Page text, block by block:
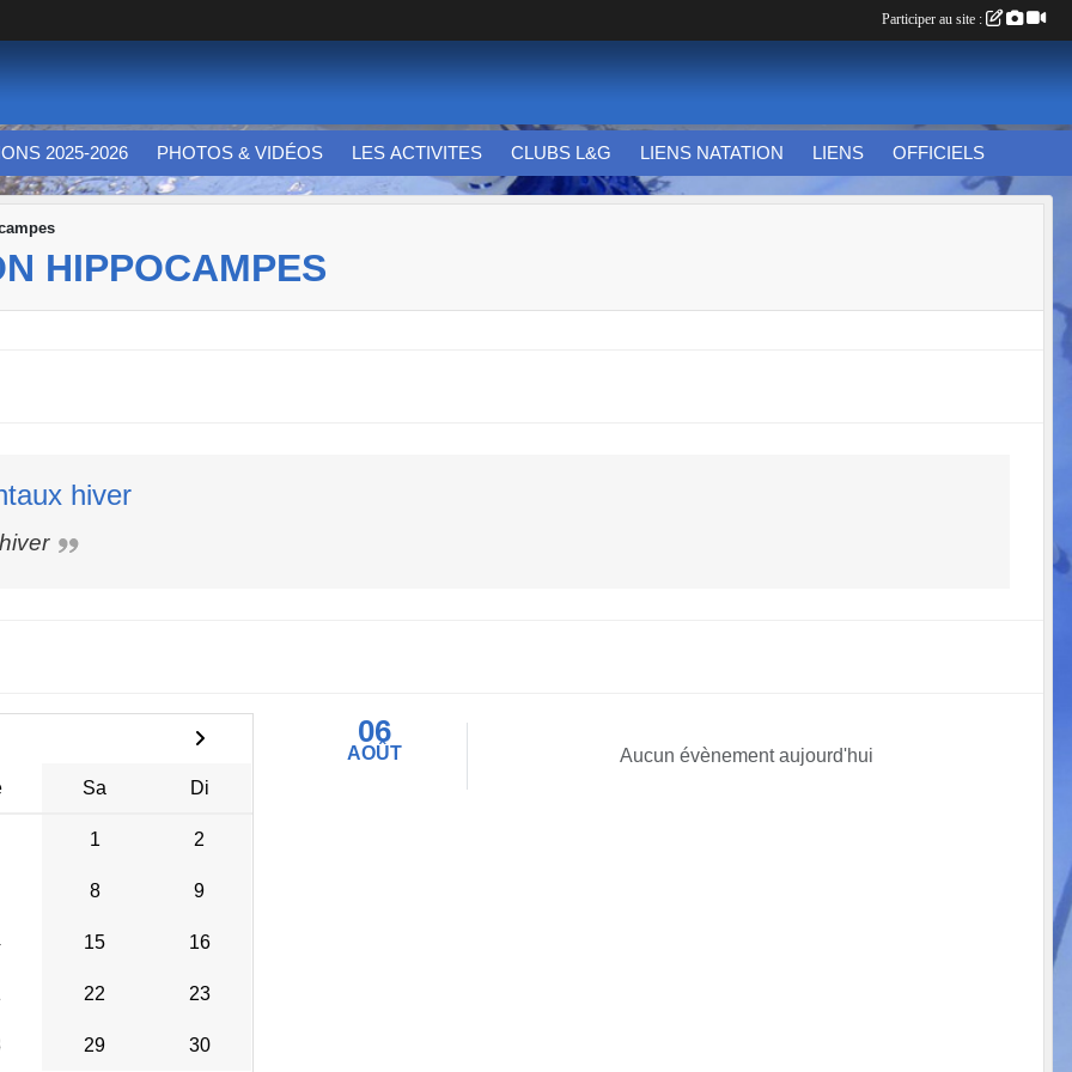
2025-2026 PHOTOS & VIDÉOS LES ACTIVITES CLUBS L&G LIENS NATATION LIENS OFFICIELS
HIPPOCAMPES
hiver
Sa Di
1 2
8 9
15 16
22 23
29 30
06
AOÛT Aucun évènement aujourd'hui
Participer au site :